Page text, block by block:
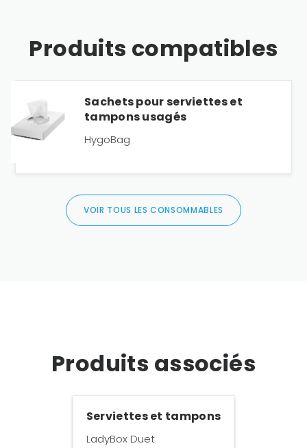
Produits compatibles
Sachets pour serviettes et
tampons usagés
HygoBag
VOIR TOUS LES CONSOMMABLES
Produits associés
Serviettes et tampons
LadyBox Duet